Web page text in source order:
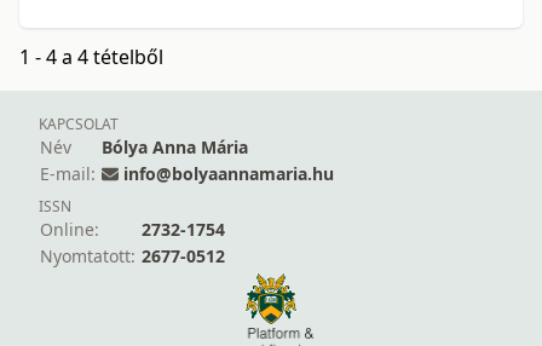
1 - 4 a 4 tételből
KAPCSOLAT
Név
Bólya Anna Mária
E-mail:
info@bolyaannamaria.hu
ISSN
Online:
2732-1754
Nyomtatott: 2677-0512